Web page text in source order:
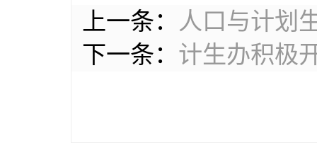
上一条：
人口与计划
下一条： 计生办积极